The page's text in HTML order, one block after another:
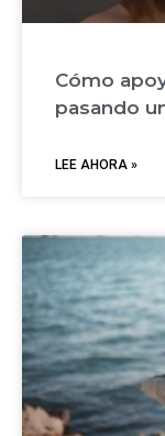
Cómo
pasando
LEE AHORA »